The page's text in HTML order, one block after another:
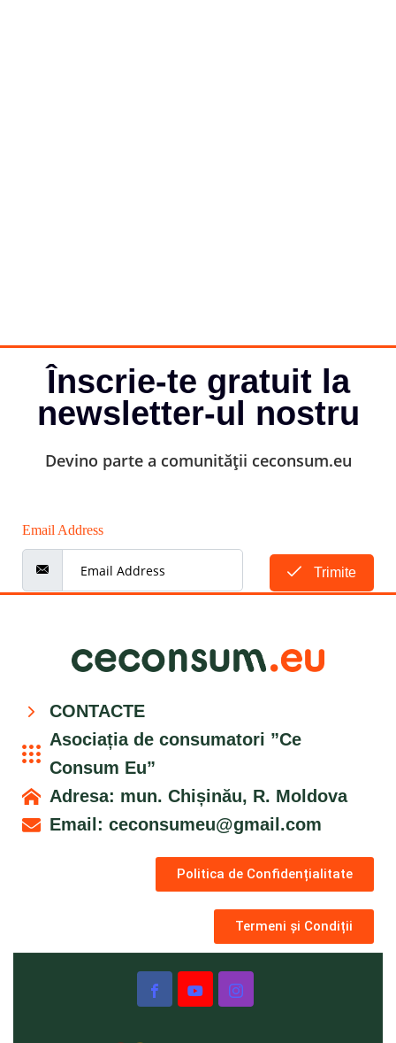
Înscrie-te gratuit la
newsletter-ul nostru
Devino parte a comunității ceconsum.eu
Email Address
Trimite
CONTACTE
Asociația de consumatori ”Ce
Consum Eu”
Adresa: mun. Chișinău, R. Moldova
Email:ceconsumeu@gmail.com
Politica de Confidențialitate
Termeni și Condiții